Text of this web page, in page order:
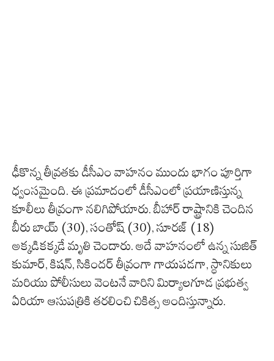
ఢీకొన్న తీవ్రతకు డీసీఎం వాహనం ముందు భాగం పూర్తిగా
ధ్వంసమైంది. ఈ ప్రమాదంలో డీసీఎంలో ప్రయాణిస్తున్న
కూలీలు తీవ్రంగా నలిగిపోయారు. బీహార్ రాష్ట్రానికి చెందిన
బీరు బాయ్ (30), సంతోష్ (30), సూరజ్ (18)
అక్కడికక్కడే మృతి చెందారు. అదే వాహనంలో ఉన్న సుజిత్
కుమార్, కిషన్, సికిందర్ తీవ్రంగా గాయపడగా, స్థానికులు
మరియు పోలీసులు వెంటనే వారిని మిర్యాలగూడ ప్రభుత్వ
ఏరియా ఆసుపత్రికి తరలించి చికిత్స అందిస్తున్నారు.